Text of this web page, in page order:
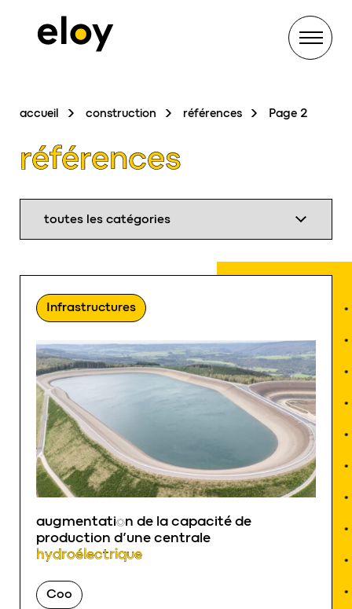
Menu
accueil construction références Page 2
références
Infrastructures
augmentation de la capacité de
production d’une centrale
hydroélectrique
Coo